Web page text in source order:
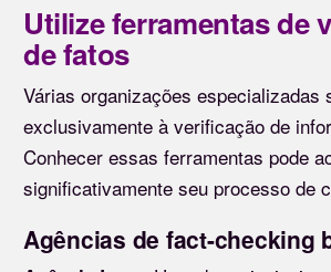
Utilize ferramentas de
de fatos
Várias organizações especializadas
exclusivamente à verificação de
Conhecer essas ferramentas pode
significativamente seu processo de
Agências de fact-checking